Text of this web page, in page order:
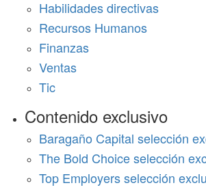
Habilidades directivas
Recursos Humanos
Finanzas
Ventas
Tic
Contenido exclusivo
Baragaño Capital selección
The Bold Choice selección
Top Employers selección